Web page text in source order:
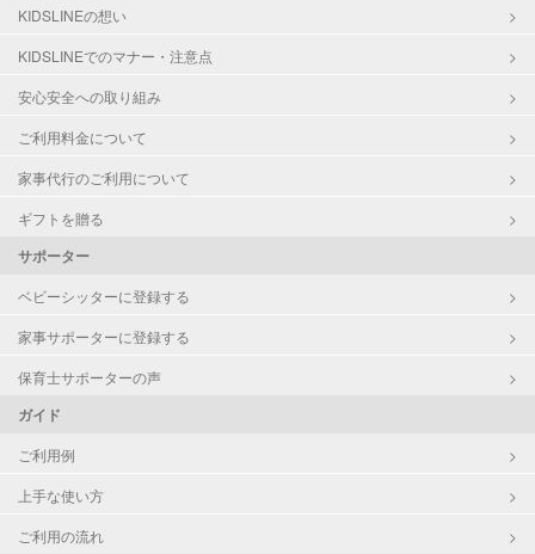
KIDSLINEの想い
KIDSLINEでのマナー・注意点
安心安全への取り組み
ご利用料金について
家事代行のご利用について
ギフトを贈る
サポーター
ベビーシッターに登録する
家事サポーターに登録する
保育士サポーターの声
ガイド
ご利用例
上手な使い方
ご利用の流れ